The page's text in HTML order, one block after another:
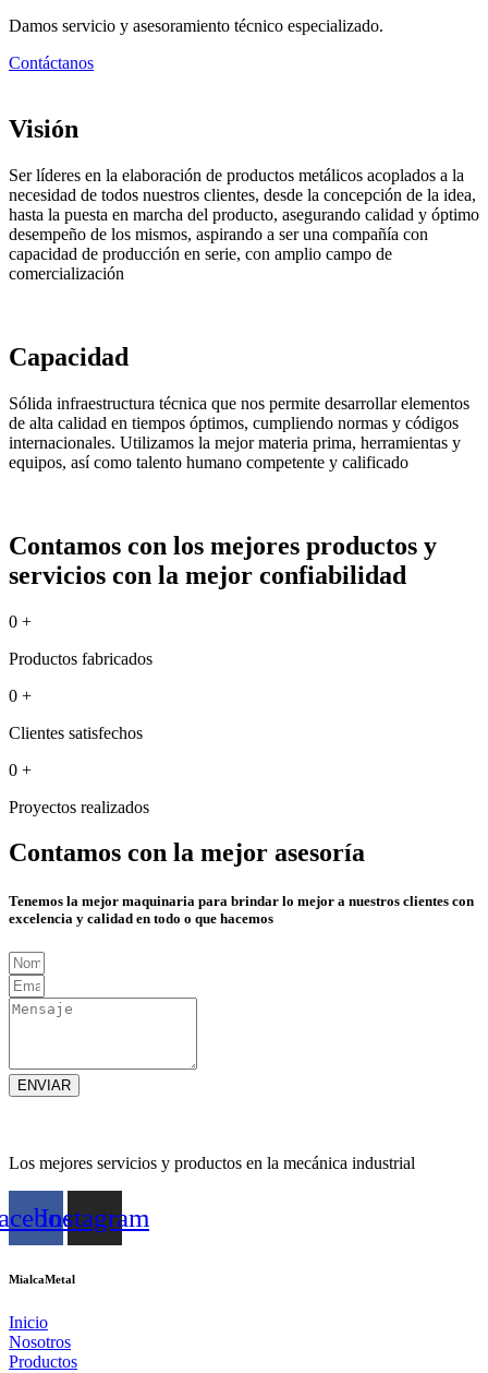
Damos servicio y asesoramiento técnico especializado.
Contáctanos
Visión
Ser líderes en la elaboración de productos metálicos acoplados a la
necesidad de todos nuestros clientes, desde la concepción de la idea,
hasta la puesta en marcha del producto, asegurando calidad y óptimo
desempeño de los mismos, aspirando a ser una compañía con
capacidad de producción en serie, con amplio campo de
comercialización
Capacidad
Sólida infraestructura técnica que nos permite desarrollar elementos
de alta calidad en tiempos óptimos, cumpliendo normas y códigos
internacionales. Utilizamos la mejor materia prima, herramientas y
equipos, así como talento humano competente y calificado
Contamos con los mejores productos y
servicios con la mejor confiabilidad
0 +
Productos fabricados
0 +
Clientes satisfechos
0 +
Proyectos realizados
Contamos con la mejor asesoría
Tenemos la mejor maquinaria para brindar lo mejor a nuestros clientes con
excelencia y calidad en todo o que hacemos
ENVIAR
Los mejores servicios y productos en la mecánica industrial
Instagram
MialcaMetal
Inicio
Nosotros
Productos